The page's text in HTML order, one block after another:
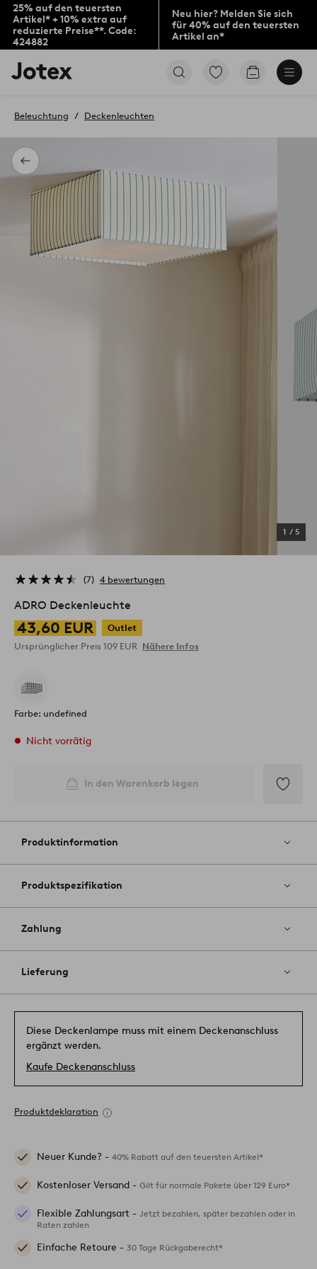
25% auf den teuersten
Artikel* + 10% extra auf
reduzierte Preise**. Code:
424882
Neu hier? Melden Sie sich
für 40% auf den teuersten
Artikel an*
Jotex-
Logo
Startseite
Zu
Zum
Zurück
Beleuchtung Deckenleuchten
1 / 5
7 4 bewertungen
ADRO Deckenleuchte
43,60 EUR
Outlet
Ursprünglicher Preis 109 EUR Nähere Infos
Farbe: undefined
Nicht vorrätig
In den Warenkorb legen
Favoriten
Produktinformation
Produktspezifikation
Zahlung
Lieferung
Diese Deckenlampe muss mit einem Deckenanschluss
ergänzt werden.
Kaufe Deckenanschluss
Produktdeklaration
Neuer Kunde? - 40% Rabatt auf den teuersten Artikel*
Kostenloser Versand - Gilt für normale Pakete über 129 Euro*
Flexible Zahlungsart - Jetzt bezahlen, später bezahlen oder in
Raten zahlen
Einfache Retoure - 30 Tage Rückgaberecht*